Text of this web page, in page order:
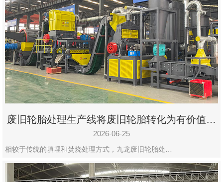
豫
ICP
备
19020390
号-1
废旧轮胎处理生产线将废旧轮胎转化为有价值的
资源
2026-06-25
相较于传统的填埋和焚烧处理方式，九龙废旧轮胎处…